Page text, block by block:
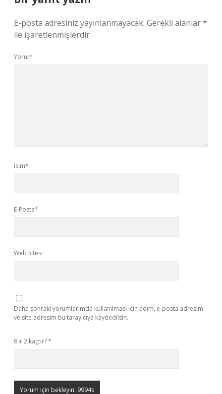
E-posta adresiniz yayınlanmayacak. Gerekli alanlar*
ile işaretlenmişlerdir
Yorum
İsim*
E-Posta*
Web Sitesi
Daha sonraki yorumlarımda kullanılması için adım, e-posta adresim
ve site adresim bu tarayıcıya kaydedilsin.
6 + 2 kaçtır?*